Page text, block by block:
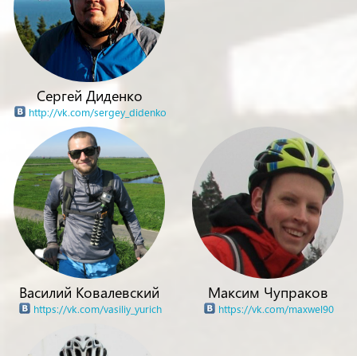
Сергей Диденко
http://vk.com/sergey_didenko
Василий Ковалевский
https://vk.com/vasiliy_yurich
Максим Чупраков
https://vk.com/maxwel90